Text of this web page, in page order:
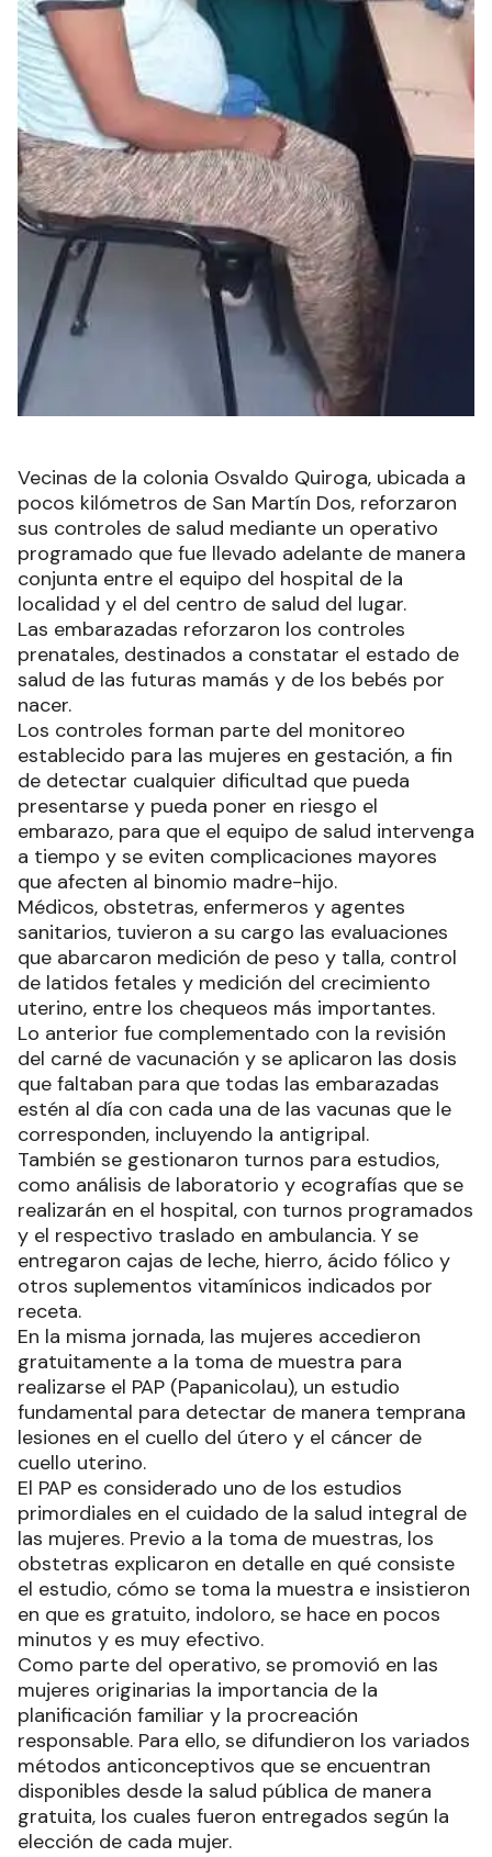
Vecinas de la colonia Osvaldo Quiroga, ubicada a
pocos kilómetros de San Martín Dos, reforzaron
sus controles de salud mediante un operativo
programado que fue llevado adelante de manera
conjunta entre el equipo del hospital de la
localidad y el del centro de salud del lugar.
Las embarazadas reforzaron los controles
prenatales, destinados a constatar el estado de
salud de las futuras mamás y de los bebés por
nacer.
Los controles forman parte del monitoreo
establecido para las mujeres en gestación, a fin
de detectar cualquier dificultad que pueda
presentarse y pueda poner en riesgo el
embarazo, para que el equipo de salud intervenga
a tiempo y se eviten complicaciones mayores
que afecten al binomio madre-hijo.
Médicos, obstetras, enfermeros y agentes
sanitarios, tuvieron a su cargo las evaluaciones
que abarcaron medición de peso y talla, control
de latidos fetales y medición del crecimiento
uterino, entre los chequeos más importantes.
Lo anterior fue complementado con la revisión
del carné de vacunación y se aplicaron las dosis
que faltaban para que todas las embarazadas
estén al día con cada una de las vacunas que le
corresponden, incluyendo la antigripal.
También se gestionaron turnos para estudios,
como análisis de laboratorio y ecografías que se
realizarán en el hospital, con turnos programados
y el respectivo traslado en ambulancia. Y se
entregaron cajas de leche, hierro, ácido fólico y
otros suplementos vitamínicos indicados por
receta.
En la misma jornada, las mujeres accedieron
gratuitamente a la toma de muestra para
realizarse el PAP (Papanicolau), un estudio
fundamental para detectar de manera temprana
lesiones en el cuello del útero y el cáncer de
cuello uterino.
El PAP es considerado uno de los estudios
primordiales en el cuidado de la salud integral de
las mujeres. Previo a la toma de muestras, los
obstetras explicaron en detalle en qué consiste
el estudio, cómo se toma la muestra e insistieron
en que es gratuito, indoloro, se hace en pocos
minutos y es muy efectivo.
Como parte del operativo, se promovió en las
mujeres originarias la importancia de la
planificación familiar y la procreación
responsable. Para ello, se difundieron los variados
métodos anticonceptivos que se encuentran
disponibles desde la salud pública de manera
gratuita, los cuales fueron entregados según la
elección de cada mujer.